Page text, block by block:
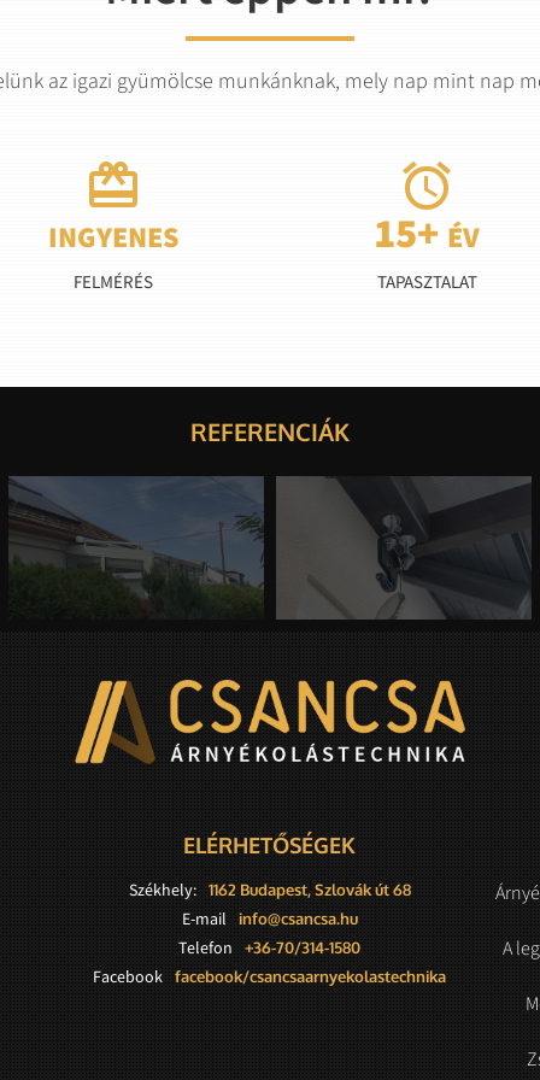
az igazi gyümölcse munkánknak, mely nap mint nap

FELMÉRÉS

TAPASZTALAT
REFERENCIÁK
ELÉRHETŐSÉGEK
Székhely: 1162 Budapest, Szlovák út 68
E-mail info@csancsa.hu
Telefon +36-70/314-1580
Facebook facebook/csancsaarnyekolastechnika
A